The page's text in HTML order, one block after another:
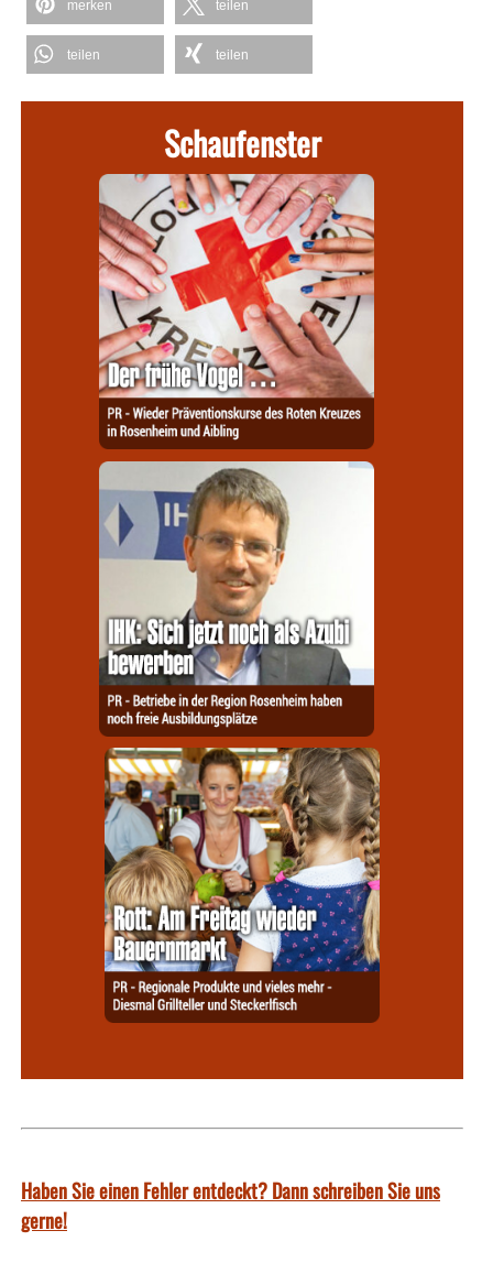
merken teilen
teilen teilen
Schaufenster
Haben Sie einen Fehler entdeckt? Dann schreiben Sie uns
gerne!